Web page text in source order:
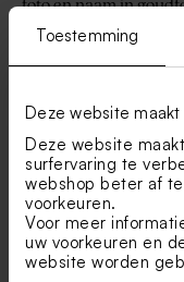
Toestemming
Deze website maakt
Deze website
surfervaring te
webshop beter af
voorkeuren.
Voor meer
uw voorkeuren en
website worden
foto en naam in
Nieuw
Hippe communie
met